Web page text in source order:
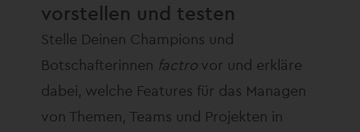
vorstellen und testen
Stelle Deinen Champions und
Botschafterinnen factro vor und erkläre
dabei, welche Features für das Managen
von Themen, Teams und Projekten in